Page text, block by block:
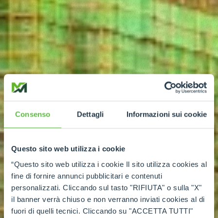
Consenso Dettagli Informazioni sui cookie
Questo sito web utilizza i cookie
“Questo sito web utilizza i cookie Il sito utilizza cookies al
fine di fornire annunci pubblicitari e contenuti
personalizzati. Cliccando sul tasto "RIFIUTA" o sulla "X"
il banner verrà chiuso e non verranno inviati cookies al di
fuori di quelli tecnici. Cliccando su "ACCETTA TUTTI"